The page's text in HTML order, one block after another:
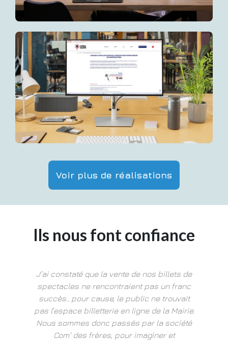
Voir plus de réalisations
Ils nous font confiance
J’ai constaté que la vente de nos billets de
spectacles ne rencontraient pas un franc
succès.. pour cause, le public ne trouvait
pas l’espace billetterie en ligne de la Mairie.
Nous sommes donc passés par la société
Com' des frères, pour imaginer et